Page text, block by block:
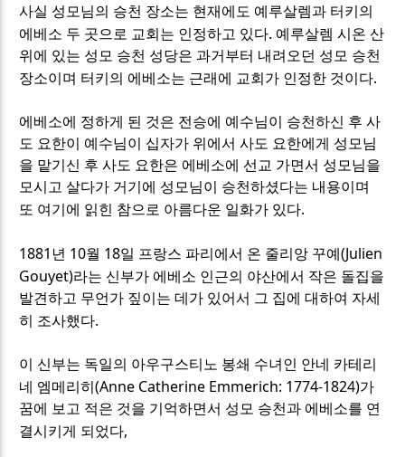
사실 성모님의 승천 장소는 현재에도 예루살렘과 터키의
에베소 두 곳으로 교회는 인정하고 있다. 예루살렘 시온 산
위에 있는 성모 승천 성당은 과거부터 내려오던 성모 승천
장소이며 터키의 에베소는 근래에 교회가 인정한 것이다.
에베소에 정하게 된 것은 전승에 예수님이 승천하신 후 사
도 요한이 예수님이 십자가 위에서 사도 요한에게 성모님
을 맡기신 후 사도 요한은 에베소에 선교 가면서 성모님을
모시고 살다가 거기에 성모님이 승천하셨다는 내용이며
또 여기에 읽힌 참으로 아름다운 일화가 있다.
1881 년 10월 18일 프랑스 파리에서 온 줄리앙 꾸예(Julien
Gouyet)라는 신부가 에베소 인근의 야산에서 작은 돌집을
발견하고 무언가 짚이는 데가 있어서 그 집에 대하여 자세
히 조사했다.
이 신부는 독일의 아우구스티노 봉쇄 수녀인 안네 카테리
네 엠메리히(Anne Catherine Emmerich: 1774-1824)가
꿈에 보고 적은 것을 기억하면서 성모 승천과 에베소를 연
결시키게 되었다,